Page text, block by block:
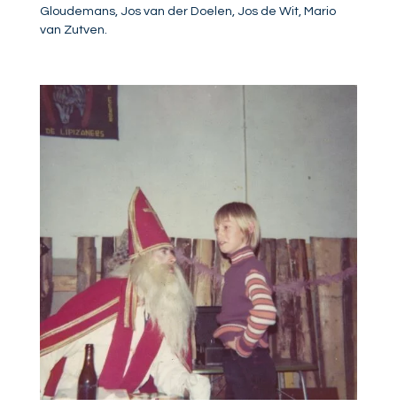
Gloudemans, Jos van der Doelen, Jos de Wit, Mario
van Zutven.